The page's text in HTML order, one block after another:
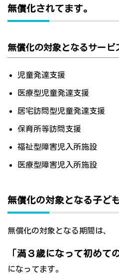
無償化されてます。
無償化の対象となるサービ
児童発達支援
医療型児童発達支援
居宅訪問型児童発達支援
保育所等訪問支援
福祉型障害児入所施設
医療型障害児入所施設
無償化の対象となる子ど
無償化の対象となる期間は、
「満３歳になって初めて
になってます。